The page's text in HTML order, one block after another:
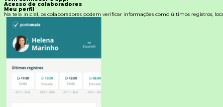
Lives
Acesso de colaboradores
Meu perfil
Na tela inicial, os colaboradores podem verificar informações como últimos registros,